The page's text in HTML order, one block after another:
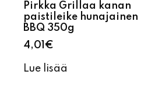
Pirkka Grillaa kanan
paistileike hunajainen
BBQ 350g
4,01 €
Lue lisää